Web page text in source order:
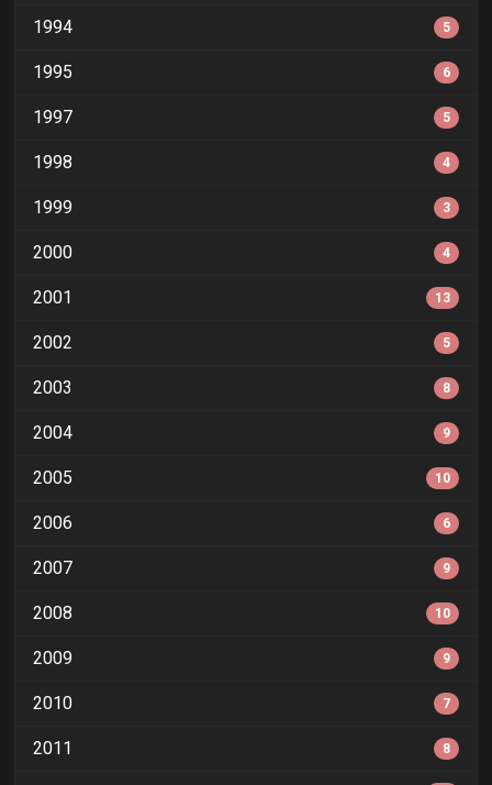
1994 5
1995 6
1997 5
1998 4
1999 3
2000 4
2001 13
2002 5
2003 8
2004 9
2005 10
2006 6
2007 9
2008 10
2009 9
2010 7
2011 8